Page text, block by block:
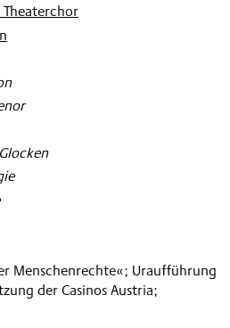
Menschenrechte«; Uraufführung
der Casinos Austria;